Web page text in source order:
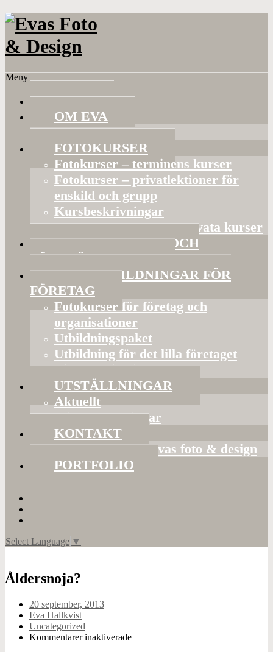
Meny
HEM
OM EVA
Referenser
FOTOKURSER
Fotokurser – terminens kurser
Fotokurser – privatlektioner för
enskild och grupp
Kursbeskrivningar
Gruppaktiviteter och privata kurser
BILDVISNINGAR OCH
FÖRELÄSNINGAR
FOTOUTBILDNINGAR FÖR
FÖRETAG
Fotokurser för företag och
organisationer
Utbildningspaket
Utbildning för det lilla företaget
Bildorganisering
UTSTÄLLNINGAR
Aktuellt
Mina utställningar
KONTAKT
Presentkort hos Evas foto & design
PORTFOLIO
Select Language ▼
Åldersnoja?
20 september, 2013
Eva Hallkvist
Uncategorized
Kommentarer inaktiveradeför